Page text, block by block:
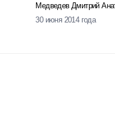
Медведев Дмитрий
30 июня 2014 года